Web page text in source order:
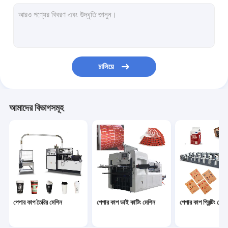
কাগজের প্লেট তৈরির মেশিন
পেপার স্লিটিং মেশিন
কাপ ঢাকনা মেশিন
পেপার কাপ কাঁচামাল
চালিয়ে
আমাদের বিভাগসমূহ
পেপার কাপ তৈরির মেশিন পেপার কাপ ডাই কাটিং মেশিন পেপার কাপ প্রিন্টিং